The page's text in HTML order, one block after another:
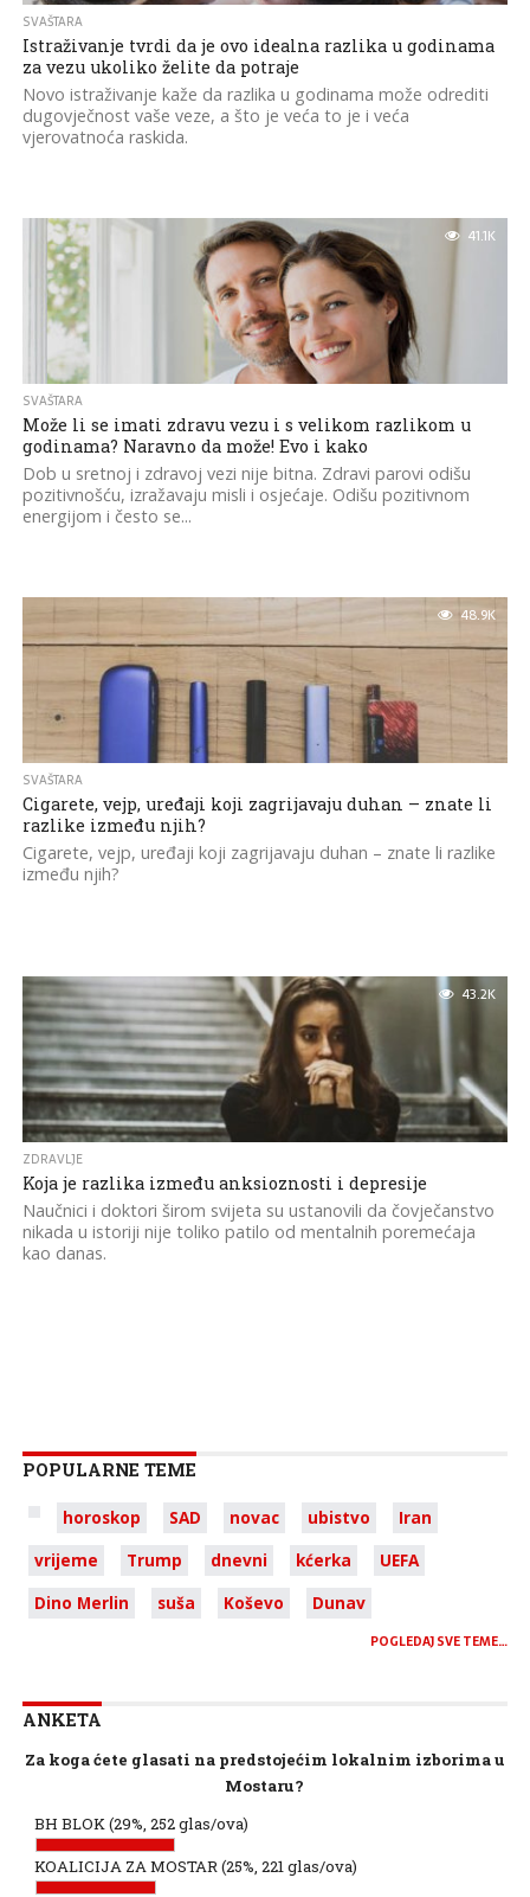
SVAŠTARA
Istraživanje tvrdi da je ovo idealna razlika u godinama
za vezu ukoliko želite da potraje
Novo istraživanje kaže da razlika u godinama može odrediti
dugovječnost vaše veze, a što je veća to je i veća
vjerovatnoća raskida.
41.1K
SVAŠTARA
Može li se imati zdravu vezu i s velikom razlikom u
godinama? Naravno da može! Evo i kako
Dob u sretnoj i zdravoj vezi nije bitna. Zdravi parovi odišu
pozitivnošću, izražavaju misli i osjećaje. Odišu pozitivnom
energijom i često se...
48.9K
SVAŠTARA
Cigarete, vejp, uređaji koji zagrijavaju duhan – znate li
razlike između njih?
Cigarete, vejp, uređaji koji zagrijavaju duhan – znate li razlike
između njih?
43.2K
ZDRAVLJE
Koja je razlika između anksioznosti i depresije
Naučnici i doktori širom svijeta su ustanovili da čovječanstvo
nikada u istoriji nije toliko patilo od mentalnih poremećaja
kao danas.
POPULARNE TEME
horoskop SAD novac ubistvo
Iran
vrijeme
Trump dnevni kćerka
UEFA
Dino Merlin
suša Koševo Dunav
POGLEDAJ SVE TEME…
ANKETA
Za koga ćete glasati na predstojećim lokalnim izborima u
Mostaru?
BH BLOK(29%, 252 glas/ova)
KOALICIJA ZA MOSTAR(25%, 221 glas/ova)